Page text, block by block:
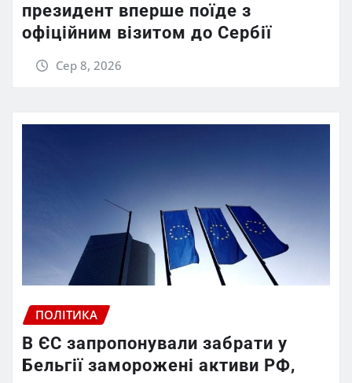
президент вперше поїде з
офіційним візитом до Сербії
Сер 8, 2026
ПОЛІТИКА
В ЄС запропонували забрати у
Бельгії заморожені активи РФ,